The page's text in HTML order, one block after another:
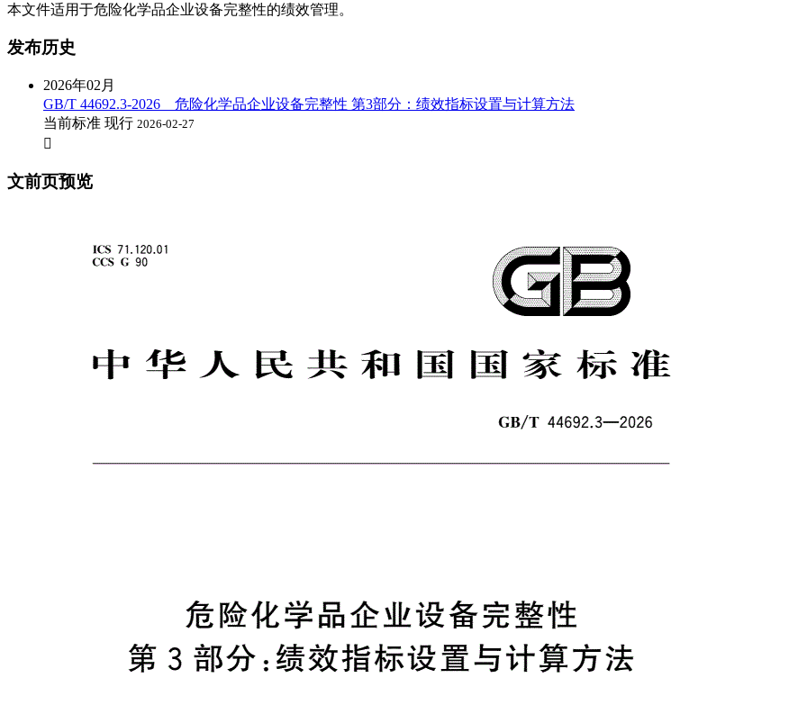
本文件适用于危险化学品企业设备完整性的绩效管理。
发布历史
2026年02月
GB/T 44692.3-2026 危险化学品企业设备完整性 第3部分：绩效指标设置与计算方法
当前标准 现行 2026-02-27

文前页预览